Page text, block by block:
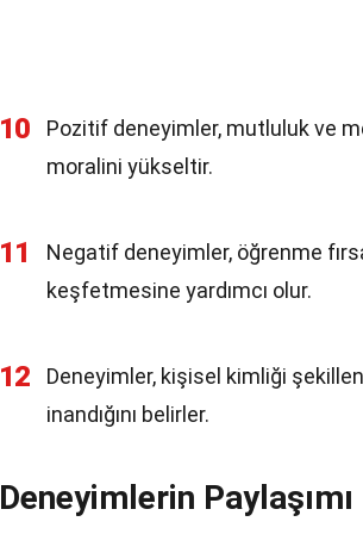
10
Pozitif deneyimler, mutluluk ve
moralini yükseltir.
11
Negatif deneyimler, öğrenme
keşfetmesine yardımcı olur.
12
Deneyimler, kişisel kimliği
inandığını belirler.
Deneyimlerin Paylaşımı